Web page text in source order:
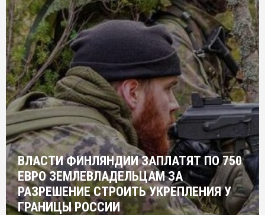
ВЛАСТИ ФИНЛЯНДИИ ЗАПЛАТЯТ ПО 750
ЕВРО ЗЕМЛЕВЛАДЕЛЬЦАМ ЗА
РАЗРЕШЕНИЕ СТРОИТЬ УКРЕПЛЕНИЯ У
ГРАНИЦЫ РОССИИ